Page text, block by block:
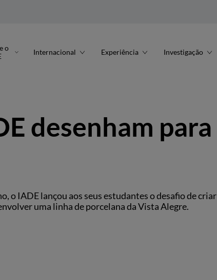
o
Internacional Experiência Investigação
desenham para
o IADE lançou aos seus estudantes o desafio de criar
uma linha de porcelana da Vista Alegre.